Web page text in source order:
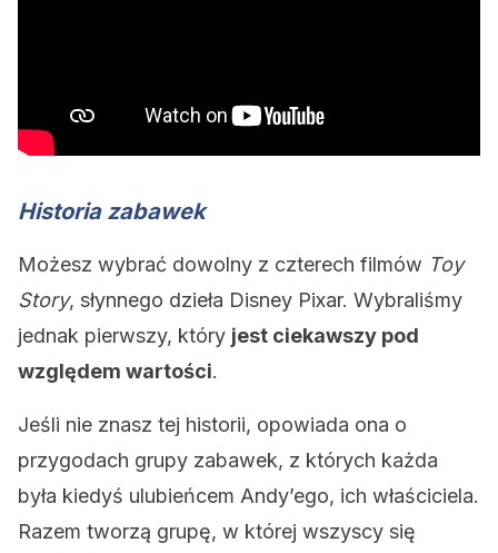
Historia zabawek
Możesz wybrać dowolny z czterech filmów Toy
Story, słynnego dzieła Disney Pixar. Wybraliśmy
jednak pierwszy, który jest ciekawszy pod
względem wartości.
Jeśli nie znasz tej historii, opowiada ona o
przygodach grupy zabawek, z których każda
była kiedyś ulubieńcem Andy’ego, ich właściciela.
Razem tworzą grupę, w której wszyscy się